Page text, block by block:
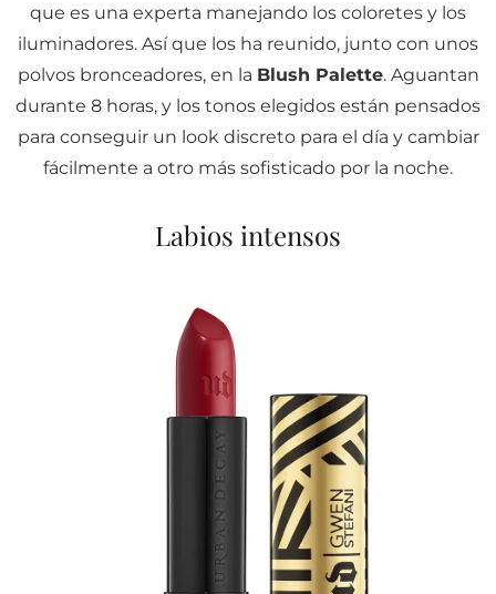
que es una experta manejando los coloretes y los
iluminadores. Así que los ha reunido, junto con unos
polvos bronceadores, en la Blush Palette. Aguantan
durante 8 horas, y los tonos elegidos están pensados
para conseguir un look discreto para el día y cambiar
fácilmente a otro más sofisticado por la noche.
Labios intensos